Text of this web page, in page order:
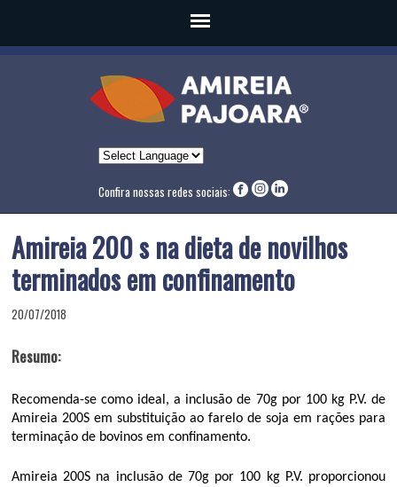
Confira nossas redes sociais:
Amireia 200 s na dieta de novilhos
terminados em confinamento
20/07/2018
Resumo:
Recomenda-se como ideal, a inclusão de 70g por 100 kg P.V. de
Amireia 200S em substituição ao farelo de soja em rações para
terminação de bovinos em confinamento.
Amireia 200S na inclusão de 70g por 100 kg P.V. proporcionou